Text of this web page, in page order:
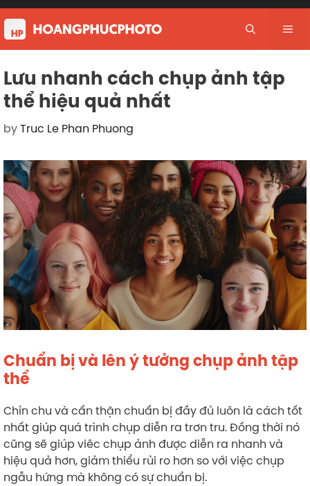
Skip
to
content
Lưu nhanh cách chụp ảnh tập
thể hiệu quả nhất
byTruc Le Phan Phuong
Chuẩn bị và lên ý tưởng chụp ảnh tập
thể
Chỉn chu và cẩn thận chuẩn bị đầy đủ luôn là cách tốt
nhất giúp quá trình chụp diễn ra trơn tru. Đồng thời nó
cũng sẽ giúp viêc chụp ảnh được diễn ra nhanh và
hiệu quả hơn, giảm thiểu rủi ro hơn so với việc chụp
ngẫu hứng mà không có sự chuẩn bị.